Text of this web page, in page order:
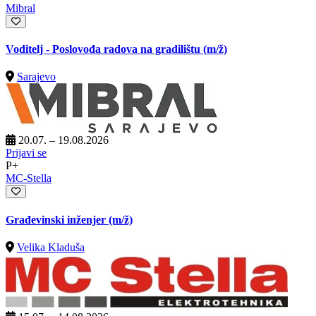
Mibral
Voditelj - Poslovođa radova na gradilištu (m/ž)
Sarajevo
20.07. – 19.08.2026
Prijavi se
P+
MC-Stella
Građevinski inženjer (m/ž)
Velika Kladuša